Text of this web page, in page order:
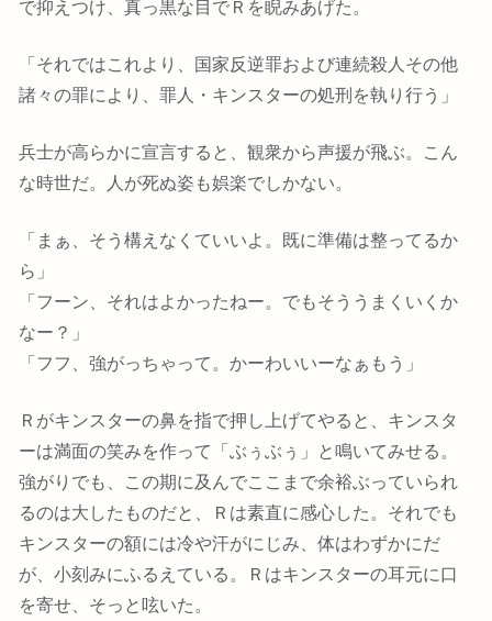
で抑えつけ、真っ黒な目でＲを睨みあげた。
「それではこれより、国家反逆罪および連続殺人その他
諸々の罪により、罪人・キンスターの処刑を執り行う」
兵士が高らかに宣言すると、観衆から声援が飛ぶ。こん
な時世だ。人が死ぬ姿も娯楽でしかない。
「まぁ、そう構えなくていいよ。既に準備は整ってるか
ら」
「フーン、それはよかったねー。でもそううまくいくか
なー？」
「フフ、強がっちゃって。かーわいいーなぁもう」
Ｒがキンスターの鼻を指で押し上げてやると、キンスタ
ーは満面の笑みを作って「ぶぅぶぅ」と鳴いてみせる。
強がりでも、この期に及んでここまで余裕ぶっていられ
るのは大したものだと、Ｒは素直に感心した。それでも
キンスターの額には冷や汗がにじみ、体はわずかにだ
が、小刻みにふるえている。Ｒはキンスターの耳元に口
を寄せ、そっと呟いた。